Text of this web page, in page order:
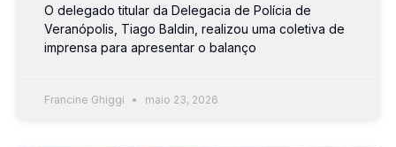
O delegado titular da Delegacia de Polícia de
Veranópolis, Tiago Baldin, realizou uma coletiva de
imprensa para apresentar o balanço
Francine Ghiggi maio 23, 2026